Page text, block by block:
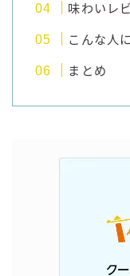
お問い合わせ
味わいレ
こんな人
まとめ